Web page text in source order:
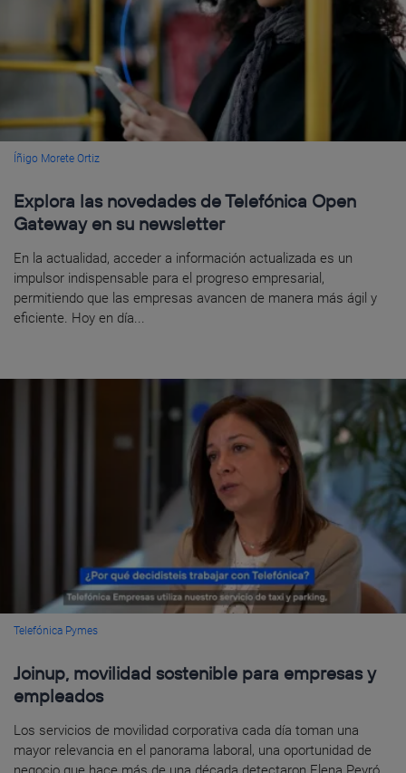
Íñigo Morete Ortiz
Explora las novedades de Telefónica Open
Gateway en su newsletter
En la actualidad, acceder a información actualizada es un
impulsor indispensable para el progreso empresarial,
permitiendo que las empresas avancen de manera más ágil y
eficiente. Hoy en día...
Telefónica Pymes
Joinup, movilidad sostenible para empresas y
empleados
Los servicios de movilidad corporativa cada día toman una
mayor relevancia en el panorama laboral, una oportunidad de